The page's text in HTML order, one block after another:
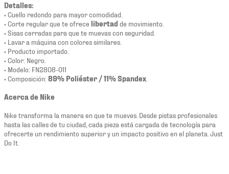
Detalles:
• Cuello redondo para mayor comodidad.
• Corte regular que te ofrece libertad de movimiento.
• Sisas cerradas para que te muevas con seguridad.
• Lavar a máquina con colores similares.
• Producto importado.
• Color: Negro.
• Modelo: FN2808-011
• Composición: 89% Poliéster / 11% Spandex
Acerca de Nike
Nike transforma la manera en que te mueves. Desde pistas profesionales
hasta las calles de tu ciudad, cada pieza está cargada de tecnología para
ofrecerte un rendimiento superior y un impacto positivo en el planeta. Just
Do It.